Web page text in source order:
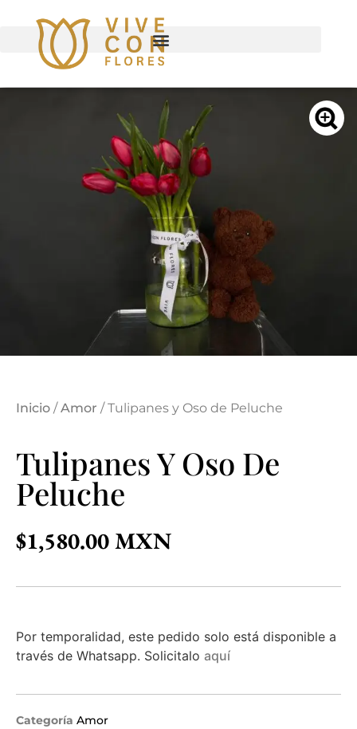
Inicio /Amor / Tulipanes y Oso de Peluche
Tulipanes Y Oso De
Peluche
$1,580.00
Por temporalidad, este pedido solo está disponible a
través de Whatsapp. Solicitalo aquí
Categoría Amor